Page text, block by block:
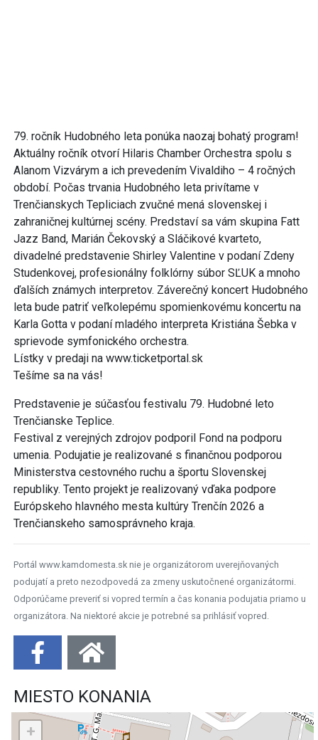
79. ročník Hudobného leta ponúka naozaj bohatý program!
Aktuálny ročník otvorí Hilaris Chamber Orchestra spolu s
Alanom Vizvárym a ich prevedením Vivaldiho – 4 ročných
období. Počas trvania Hudobného leta privítame v
Trenčianskych Tepliciach zvučné mená slovenskej i
zahraničnej kultúrnej scény. Predstaví sa vám skupina Fatt
Jazz Band, Marián Čekovský a Sláčikové kvarteto,
divadelné predstavenie Shirley Valentine v podaní Zdeny
Studenkovej, profesionálny folklórny súbor SĽUK a mnoho
ďalších známych interpretov. Záverečný koncert Hudobného
leta bude patriť veľkolepému spomienkovému koncertu na
Karla Gotta v podaní mladého interpreta Kristiána Šebka v
sprievode symfonického orchestra.
Lístky v predaji na www.ticketportal.sk
Tešíme sa na vás!
Predstavenie je súčasťou festivalu 79. Hudobné leto
Trenčianske Teplice.
Festival z verejných zdrojov podporil Fond na podporu
umenia. Podujatie je realizované s finančnou podporou
Ministerstva cestovného ruchu a športu Slovenskej
republiky. Tento projekt je realizovaný vďaka podpore
Európskeho hlavného mesta kultúry Trenčín 2026 a
Trenčianskeho samosprávneho kraja.
Portál www.kamdomesta.sk nie je organizátorom uverejňovaných
podujatí a preto nezodpovedá za zmeny uskutočnené organizátormi.
Odporúčame preveriť si vopred termín a čas konania podujatia priamo u
organizátora. Na niektoré akcie je potrebné sa prihlásiť vopred.
MIESTO KONANIA
+